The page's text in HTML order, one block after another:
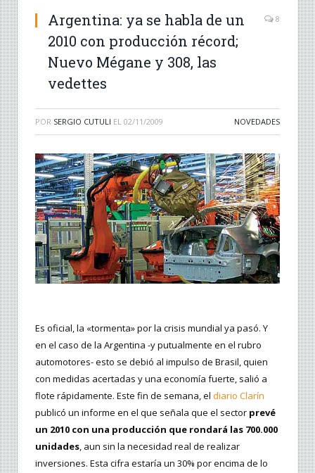
Argentina: ya se habla de un
2010 con producción récord;
Nuevo Mégane y 308, las
vedettes
8
POR SERGIO CUTULI EL 02/11/2009 NOVEDADES
Es oficial, la «tormenta» por la crisis mundial ya pasó. Y
en el caso de la Argentina -y putualmente en el rubro
automotores- esto se debió al impulso de Brasil, quien
con medidas acertadas y una economía fuerte, salió a
flote rápidamente. Este fin de semana, el diario Clarín
publicó un informe en el que señala que el sector prevé
un 2010 con una producción que rondará las 700.000
unidades, aun sin la necesidad real de realizar
inversiones. Esta cifra estaría un 30% por encima de lo